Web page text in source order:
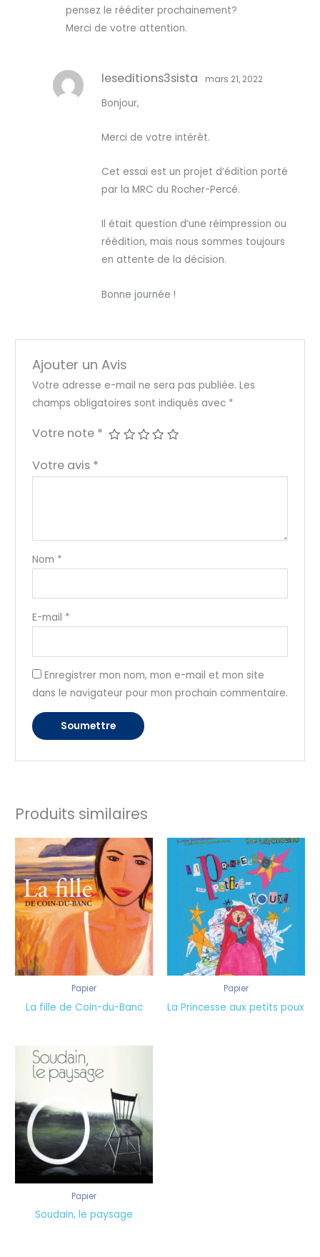
pensez le rééditer prochainement?
Merci de votre attention.
leseditions3sista mars 21, 2022
Bonjour,
Merci de votre intérêt.
Cet essai est un projet d’édition porté
par la MRC du Rocher-Percé.
Il était question d’une réimpression ou
réédition, mais nous sommes toujours
en attente de la décision.
Bonne journée !
Ajouter un Avis
Votre adresse e-mail ne sera pas publiée. Les
champs obligatoires sont indiqués avec *
Votre note *
Votre avis *
Nom *
E-mail *
Enregistrer mon nom, mon e-mail et mon site
dans le navigateur pour mon prochain commentaire.
Produits similaires
Papier
La fille de Coin-du-Banc
Papier
La Princesse aux petits poux
Papier
Soudain, le paysage